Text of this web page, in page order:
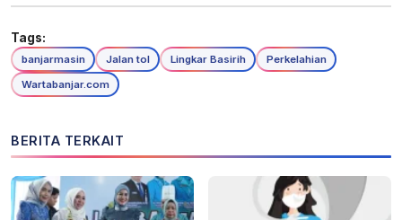
Tags:
banjarmasin Jalan tol Lingkar Basirih
Perkelahian
Wartabanjar.com
BERITA TERKAIT